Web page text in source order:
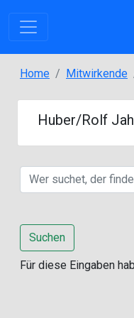
Home Mitwirkende
Huber/Rolf
Suchen
Für diese Eingaben